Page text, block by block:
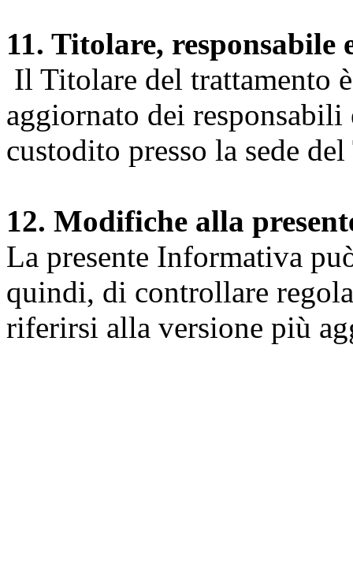
11. Titolare, responsabile
Il Titolare del trattamento
aggiornato dei
custodito presso la sede
12. Modifiche alla
La presente Informativa
quindi, di controllare
riferirsi alla versione più